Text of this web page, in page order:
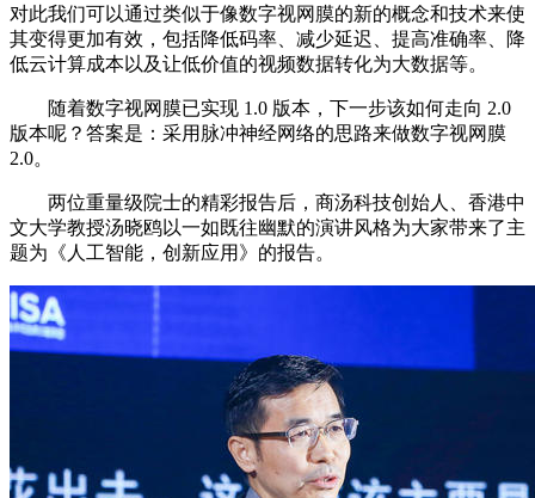
对此我们可以通过类似于像数字视网膜的新的概念和技术来使
其变得更加有效，包括降低码率、减少延迟、提高准确率、降
低云计算成本以及让低价值的视频数据转化为大数据等。
随着数字视网膜已实现 1.0 版本，下一步该如何走向 2.0
版本呢？答案是：采用脉冲神经网络的思路来做数字视网膜
2.0。
两位重量级院士的精彩报告后，商汤科技创始人、香港中
文大学教授汤晓鸥以一如既往幽默的演讲风格为大家带来了主
题为《人工智能，创新应用》的报告。